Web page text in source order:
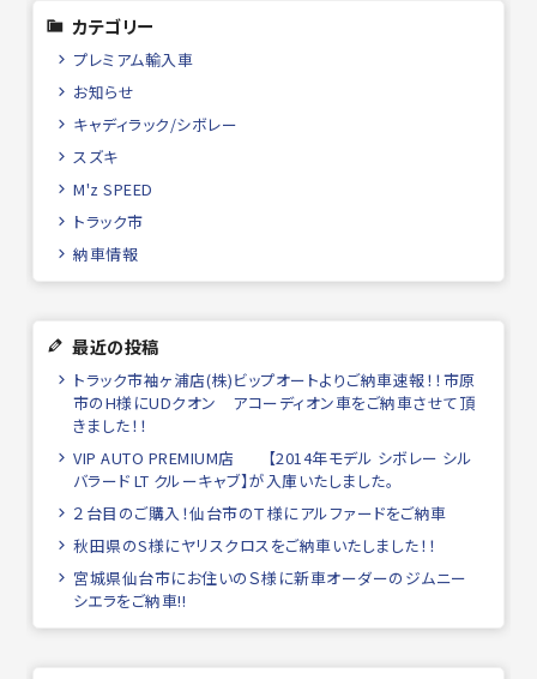
カテゴリー
プレミアム輸入車
お知らせ
キャディラック/シボレー
スズキ
M'z SPEED
トラック市
納車情報
最近の投稿
トラック市袖ヶ浦店(株)ビップオートよりご納車速報！！市原
市のH様にUDクオン アコーディオン車をご納車させて頂
きました！！
VIP AUTO PREMIUM店 【2014年モデル シボレー シル
バラード LT クルーキャブ】が入庫いたしました。
２台目のご購入！仙台市のＴ様にアルファードをご納車
秋田県のS様にヤリスクロスをご納車いたしました！！
宮城県仙台市にお住いのＳ様に新車オーダーのジムニー
シエラをご納車!!